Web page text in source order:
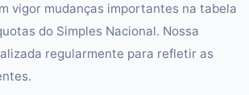
vigor mudanças importantes na tabela
do Simples Nacional. Nossa
regularmente para refletir as